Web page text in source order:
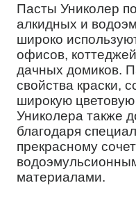
Пасты Униколер
алкидных и
широко
офисов,
дачных домиков.
свойства краски,
широкую
Униколера также
благодаря
прекрасному
материалами.